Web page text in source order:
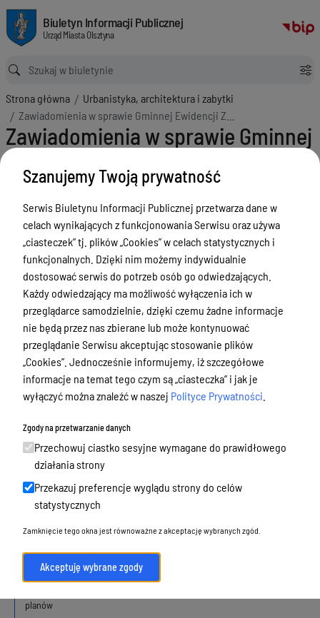
Zawiadomienia w sprawie Gminnej Ewidencji Zabytków
Biuletyn Informacji Publicznej Urząd Miasta Olsztyna
Biuletyn Informacji Publicznej
Urząd Miasta Olsztyna
Ścieżka powrotu
Strona główna
Urbanistyka, architektura i zabytki
Zawiadomienia w sprawie Gminnej Ewidencji Zabytków
Zawiadomienia w sprawie Gminnej
Ewidencji Zabytków
Menu Przedmiotowe
ZAŁATWIANIE SPRAW
Ogłoszenia
Bezpieczeństwo
Urodzenia, małżeństwa, zgony,
meldunek, dowód, komunikacja,
działalność, alkohol
Budżet, finanse i majątek
Podatki i opłaty, umorzenia, ulgi i
dotacje
Mapa usług z obszaru urbanistyki i
architektury
Plan ogólny Olsztyna
Obowiązujące
W opracowaniu
planów
Szanujemy Twoją prywatność
Serwis Biuletynu Informacji Publicznej przetwarza dane w
celach wynikających z funkcjonowania Serwisu oraz używa
„ciasteczek” tj. plików „Cookies” w celach statystycznych i
funkcjonalnych. Dzięki nim możemy indywidualnie
dostosować serwis do potrzeb osób go odwiedzających.
Każdy odwiedzający ma możliwość wyłączenia ich w
przeglądarce samodzielnie, dzięki czemu żadne informacje
nie będą przez nas zbierane lub może kontynuować
przeglądanie Serwisu akceptując stosowanie plików
„Cookies”. Jednocześnie informujemy, iż szczegółowe
informacje na temat tego czym są „ciasteczka” i jak je
wyłączyć można znaleźć w naszej Polityce Prywatności
Zgody na przetwarzanie danych
Przechowuj ciastko sesyjne wymagane do prawidłowego
działania strony
Przekazuj preferencje wyglądu strony do celów
statystycznych
Zamknięcie tego okna jest równoważne z akceptację wybranych zgód.
Akceptuję wybrane zgody